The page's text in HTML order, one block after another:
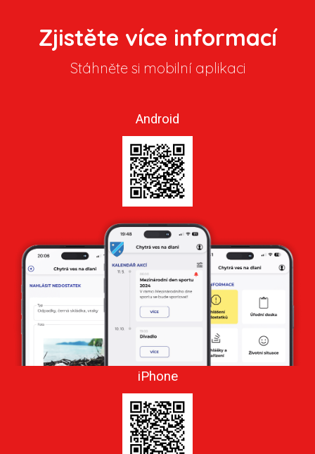
Zjistěte více informací
Stáhněte si mobilní aplikaci
Android
iPhone